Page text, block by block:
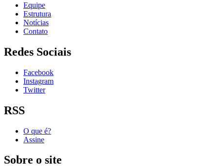
Equipe
Estrutura
Notícias
Contato
Redes Sociais
Facebook
Instagram
Twitter
RSS
O que é?
Assine
Sobre o site